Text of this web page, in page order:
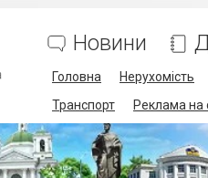
Новини
Головна Нерухомість
Транспорт
Реклама на